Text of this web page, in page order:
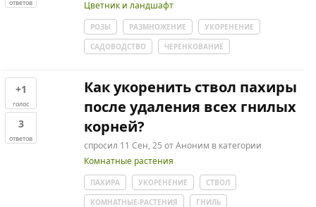
ответов
Цветник и ландшафт
РОЗЫ РАЗМНОЖЕНИЕ
УКОРЕНЕНИЕ
САДОВОДСТВО
ЧЕРЕНКОВАНИЕ
+1
голос
3
ответов
Как укоренить ствол пахиры
после удаления всех гнилых
корней?
спросил 11 Сен, 25 отАноним в категории
Комнатные растения
ПАХИРА УКОРЕНЕНИЕ
СТВОЛ
КОМНАТНЫЕ-РАСТЕНИЯ
ГНИЛЬ